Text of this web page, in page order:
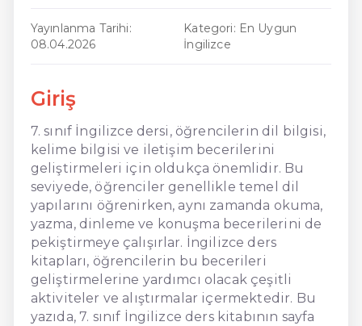
Yayınlanma Tarihi:
08.04.2026
Kategori: En Uygun
İngilizce
Giriş
7. sınıf İngilizce dersi, öğrencilerin dil bilgisi,
kelime bilgisi ve iletişim becerilerini
geliştirmeleri için oldukça önemlidir. Bu
seviyede, öğrenciler genellikle temel dil
yapılarını öğrenirken, aynı zamanda okuma,
yazma, dinleme ve konuşma becerilerini de
pekiştirmeye çalışırlar. İngilizce ders
kitapları, öğrencilerin bu becerileri
geliştirmelerine yardımcı olacak çeşitli
aktiviteler ve alıştırmalar içermektedir. Bu
yazıda, 7. sınıf İngilizce ders kitabının sayfa